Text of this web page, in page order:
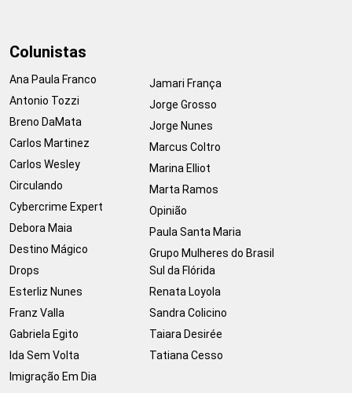
Colunistas
Ana Paula Franco
Antonio Tozzi
Breno DaMata
Carlos Martinez
Carlos Wesley
Circulando
Cybercrime Expert
Debora Maia
Destino Mágico
Drops
Esterliz Nunes
Franz Valla
Gabriela Egito
Ida Sem Volta
Imigração Em Dia
Jamari França
Jorge Grosso
Jorge Nunes
Marcus Coltro
Marina Elliot
Marta Ramos
Opinião
Paula Santa Maria
Grupo Mulheres do Brasil
Sul da Flórida
Renata Loyola
Sandra Colicino
Taiara Desirée
Tatiana Cesso